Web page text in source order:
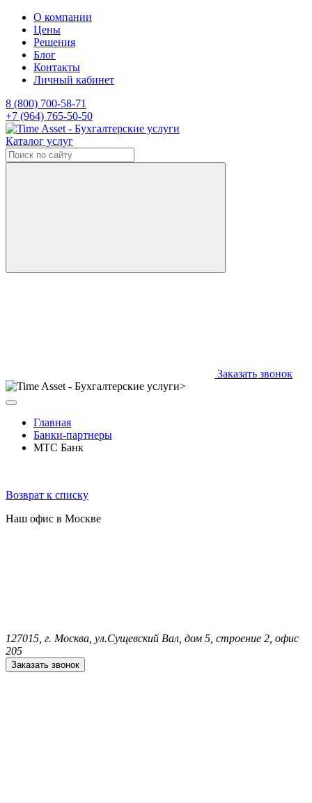
О компании
Цены
Решения
Блог
Контакты
Личный кабинет
8 (800) 700-58-71
+7 (964) 765-50-50
Каталог услуг
Заказать звонок
Главная
Банки-партнеры
МТС Банк
Возврат к списку
Наш офис в Москве
127015, г. Москва, ул.Сущевский Вал, дом 5, строение 2, офис
205
Заказать звонок